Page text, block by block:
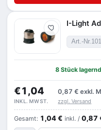
Merken
I-Light
Art.-Nr.
8 Stück lagernd
€1,04 0,87 € exkl.
INKL. MWST. zzgl. Versand
Gesamt: 1,04 € inkl. / 0,87